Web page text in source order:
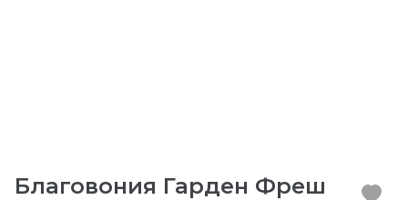
Благовония Гарден Фреш